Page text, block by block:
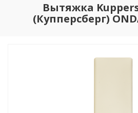
Вытяжка
(Купперсберг)